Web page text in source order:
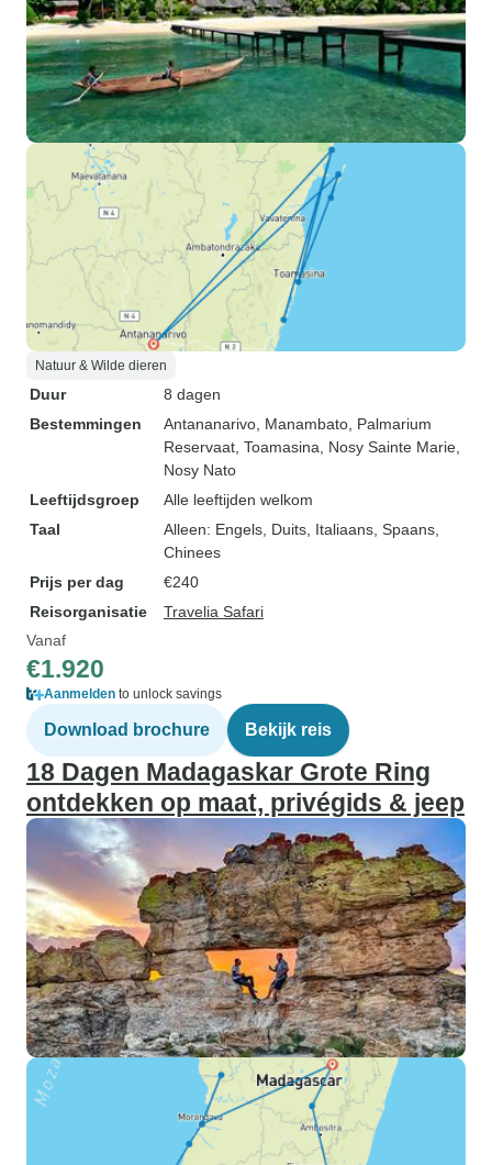
Natuur & Wilde dieren
Duur
8 dagen
Bestemmingen
Antananarivo , Manambato , Palmarium
Reservaat , Toamasina , Nosy Sainte Marie
Nosy Nato
Leeftijdsgroep
Alle leeftijden welkom
Taal
Alleen: Engels, Duits, Italiaans, Spaans,
Chinees
Prijs per dag
€240
Reisorganisatie
Travelia Safari
Vanaf
€1.920
Aanmelden to unlock savings
Download brochure Bekijk reis
18 Dagen Madagaskar Grote Ring
ontdekken op maat, privégids & jeep